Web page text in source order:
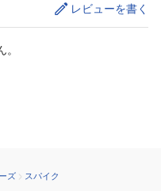
レビューを書く
ズ スパイク